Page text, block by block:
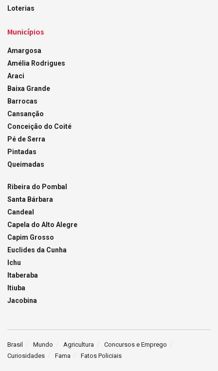
Loterias
Municípios
Amargosa
Amélia Rodrigues
Araci
Baixa Grande
Barrocas
Cansanção
Conceição do Coité
Pé de Serra
Pintadas
Queimadas
Ribeira do Pombal
Santa Bárbara
Candeal
Capela do Alto Alegre
Capim Grosso
Euclides da Cunha
Ichu
Itaberaba
Itiuba
Jacobina
Brasil Mundo Agricultura
Concursos e Emprego
Curiosidades
Fama Fatos Policiais